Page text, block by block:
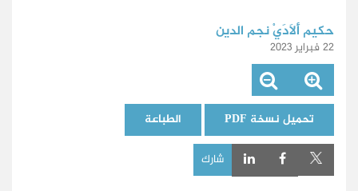
حكيم أَلَادَيْ نجم الدين
22 فبراير 2023
تحميل نسخة PDF الطباعة
شارك